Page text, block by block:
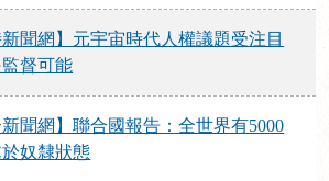
新聞網】元宇宙時代人權議題受注目
督可能
新聞網】聯合國報告：全世界有5000
奴隸狀態